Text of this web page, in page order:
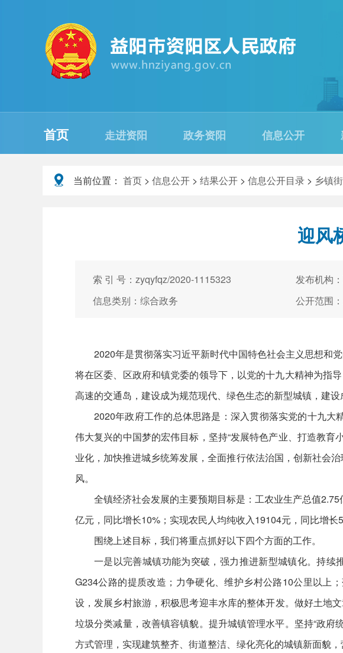
首页 走进资阳 政务资阳 信息公开
当前位置： 首页 > 信息公开 > 结果公开 > 信息公开目录 > 乡镇
迎风
索 引 号：zyqyfqz/2020-1115323 发布机构
信息类别：综合政务
公开范围
2020年是贯彻落实习近平新时代中国特色社会主义思想和
将在区委、区政府和镇党委的领导下，以党的十九大精神为指
高速的交通岛，建设成为规范现代、绿色生态的新型城镇，建
2020年政府工作的总体思路是：深入贯彻落实党的十九
伟大复兴的中国梦的宏伟目标，坚持“发展特色产业、打造教
业化，加快推进城乡统筹发展，全面推行依法治国，创新社会
风。
全镇经济社会发展的主要预期目标是：工农业生产总值
亿元，同比增长10%；实现农民人均纯收入19104元，同比增长
围绕上述目标，我们将重点抓好以下四个方面的工作。
一是以完善城镇功能为突破，强力推进新型城镇化。持续
G234公路的提质改造；力争硬化、维护乡村公路10公里以上
设，发展乡村旅游，积极思考迎丰水库的整体开发。做好土地
垃圾分类减量，改善镇容镇貌。提升城镇管理水平。坚持“政
方式管理，实现建筑整齐、街道整洁、绿化亮化的城镇新面貌